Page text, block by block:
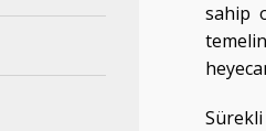
sahip